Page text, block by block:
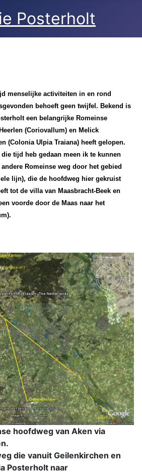
Posterholt
menselijke activiteiten in en rond
behoeft geen twijfel. Bekend is
een belangrijke Romeinse
(Coriovallum) en Melick
(Colonia Ulpia Traiana) heeft gelopen.
tijd heb gedaan meen ik te kunnen
Romeinse weg door het gebied
lijn), die de hoofdweg hier gekruist
tot de villa van Maasbracht-Beek en
voorde door de Maas naar het
hoofdweg van Aken via
die vanuit Geilenkirchen en
Posterholt naar